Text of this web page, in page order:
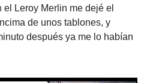
Leroy Merlin me dejé el
de unos tablones, y
después ya me lo habían